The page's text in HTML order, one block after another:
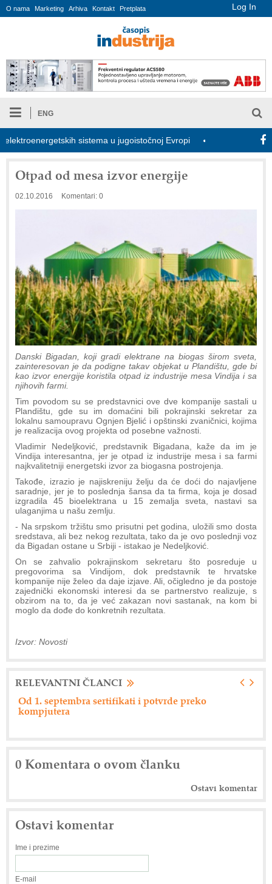
Log In
O nama Marketing Arhiva Kontakt Pretplata
ENG
sistema u jugoistočnoj Evropi COMBYPACK
Otpad od mesa izvor energije
02.10.2016 Komentari: 0
Danski Bigadan, koji gradi elektrane na biogas širom sveta,
zainteresovan je da podigne takav objekat u Plandištu, gde bi
kao izvor energije koristila otpad iz industrije mesa Vindija i sa
njihovih farmi.
Tim povodom su se predstavnici ove dve kompanije sastali u
Plandištu, gde su im domaćini bili pokrajinski sekretar za
lokalnu samoupravu Ognjen Bjelić i opštinski zvaničnici, kojima
je realizacija ovog projekta od posebne važnosti.
Vladimir Nedeljković, predstavnik Bigadana, kaže da im je
Vindija interesantna, jer je otpad iz industrije mesa i sa farmi
najkvalitetniji energetski izvor za biogasna postrojenja.
Takođe, izrazio je najiskreniju želju da će doći do najavljene
saradnje, jer je to poslednja šansa da ta firma, koja je dosad
izgradila 45 bioelektrana u 15 zemalja sveta, nastavi sa
ulaganjima u našu zemlju.
- Na srpskom tržištu smo prisutni pet godina, uložili smo dosta
sredstava, ali bez nekog rezultata, tako da je ovo poslednji voz
da Bigadan ostane u Srbiji - istakao je Nedeljković.
On se zahvalio pokrajinskom sekretaru što posreduje u
pregovorima sa Vindijom, dok predstavnik te hrvatske
kompanije nije želeo da daje izjave. Ali, očigledno je da postoje
zajednički ekonomski interesi da se partnerstvo realizuje, s
obzirom na to, da je već zakazan novi sastanak, na kom bi
moglo da dođe do konkretnih rezultata.
Izvor: Novosti
RELEVANTNI ČLANCI
sertifikati i potvrde preko
Nemački
0 Komentara o ovom članku
Ostavi komentar
Ostavi komentar
Ime i prezime
E-mail